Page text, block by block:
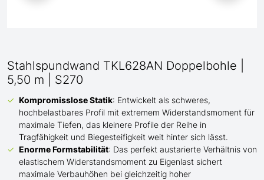
Stahlspundwand TKL628AN Doppelbohle |
5,50 m | S270
Kompromisslose Statik: Entwickelt als schweres,
hochbelastbares Profil mit extremem Widerstandsmoment für
maximale Tiefen, das kleinere Profile der Reihe in
Tragfähigkeit und Biegesteifigkeit weit hinter sich lässt.
Enorme Formstabilität: Das perfekt austarierte Verhältnis von
elastischem Widerstandsmoment zu Eigenlast sichert
maximale Verbauhöhen bei gleichzeitig hoher